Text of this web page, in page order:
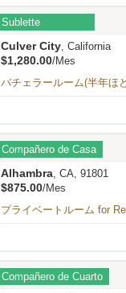
Sublette
Culver City, California
$1,280.00/Mes
バチェラールーム(半年ほ
Compañero de Casa
Alhambra, CA, 91801
$875.00/Mes
プライベートルーム for
Compañero de Cuarto